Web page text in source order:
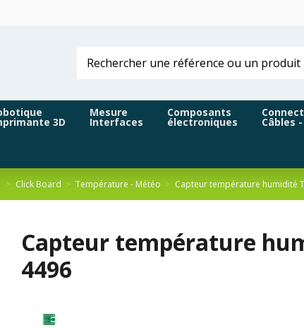
3D
Mesure
Interfaces
Composants
électroniques Câbles
Click Board Température - Météo Capteur température humidité
Capteur température
4496